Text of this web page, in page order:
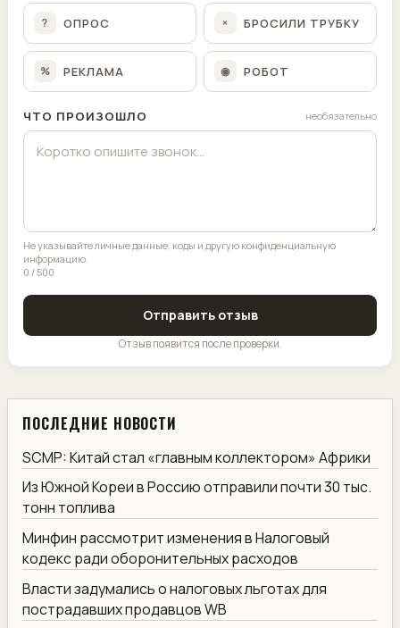
? ОПРОС × БРОСИЛИ ТРУБКУ
% РЕКЛАМА ◉ РОБОТ
ЧТО ПРОИЗОШЛО необязательно
Не указывайте личные данные, коды и другую конфиденциальную
информацию.
0 / 500
Отправить отзыв
Отзыв появится после проверки.
ПОСЛЕДНИЕ НОВОСТИ
SCMP: Китай стал «главным коллектором» Африки
Из Южной Кореи в Россию отправили почти 30 тыс.
тонн топлива
Минфин рассмотрит изменения в Налоговый
кодекс ради оборонительных расходов
Власти задумались о налоговых льготах для
пострадавших продавцов WB